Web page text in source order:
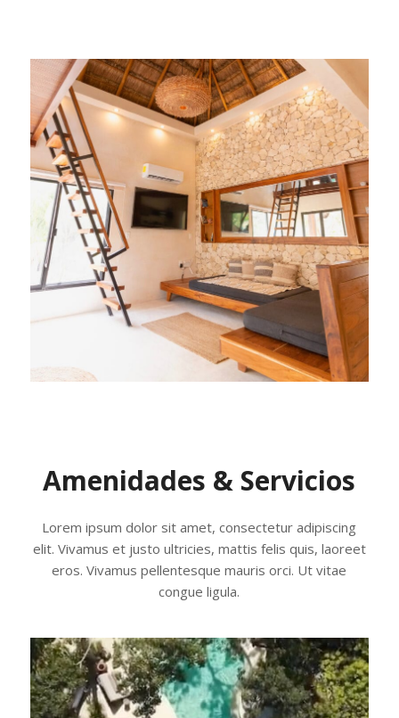
Amenidades & Servicios
Lorem ipsum dolor sit amet, consectetur adipiscing
elit. Vivamus et justo ultricies, mattis felis quis, laoreet
eros. Vivamus pellentesque mauris orci. Ut vitae
congue ligula.